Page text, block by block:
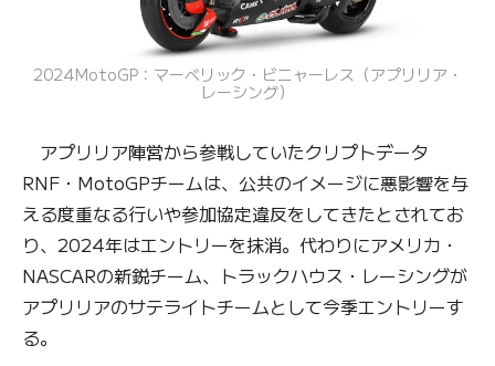
2024MotoGP：マーベリック・ビニャーレス（アプリリア・
レーシング）
アプリリア陣営から参戦していたクリプトデータ
RNF・MotoGPチームは、公共のイメージに悪影響を与
える度重なる行いや参加協定違反をしてきたとされてお
り、2024年はエントリーを抹消。代わりにアメリカ・
NASCARの新鋭チーム、トラックハウス・レーシングが
アプリリアのサテライトチームとして今季エントリーす
る。